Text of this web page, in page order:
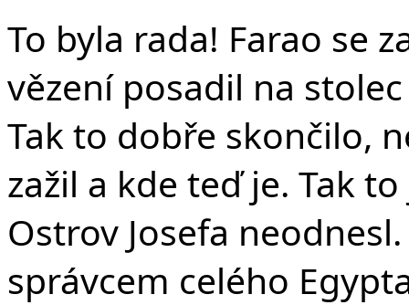
To byla rada! Farao se
vězení posadil na
Tak to dobře skončilo,
zažil a kde teď je. Tak
Ostrov Josefa
správcem celého